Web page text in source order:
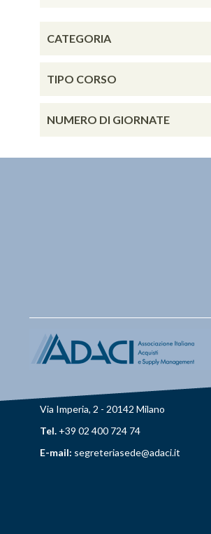
CATEGORIA
TIPO CORSO
NUMERO DI GIORNATE
Via Imperia, 2 - 20142 Milano
Tel. +39 02 400 724 74
E-mail: segreteriasede@adaci.it